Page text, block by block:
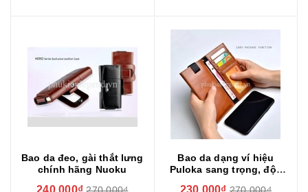
Bao da đeo, gài thắt lưng
chính hãng Nuoku
240.000₫
Bao da dạng ví hiệu
Puloka sang trọng, độc
230.000₫